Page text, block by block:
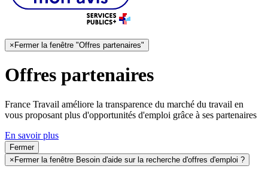
× Fermer la fenêtre "Offres partenaires"
Offres partenaires
France Travail améliore la transparence du marché du travail en
vous proposant plus d'opportunités d'emploi grâce à ses partenaires
En savoir plus
Fermer
× Fermer la fenêtre Besoin d'aide sur la recherche d'offres d'emploi ?